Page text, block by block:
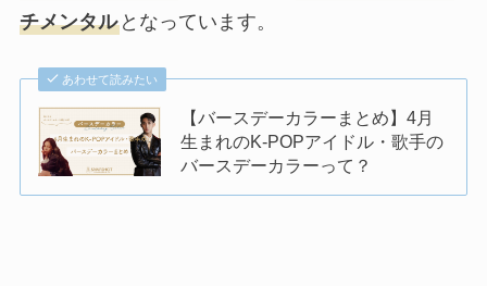
チメンタルとなっています。
あわせて読みたい
【バースデーカラーまとめ】4月
生まれのK-POPアイドル・歌手の
バースデーカラーって？